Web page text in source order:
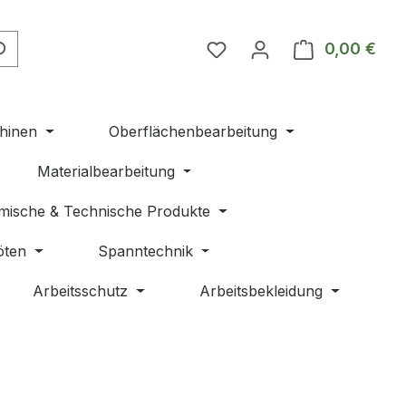
Du hast 0 Produkte auf
0,00 €
Oberflächenbearbeitung
Materialbearbeitung
& Technische Produkte
Spanntechnik
Arbeitsschutz Arbeitsbekleidung